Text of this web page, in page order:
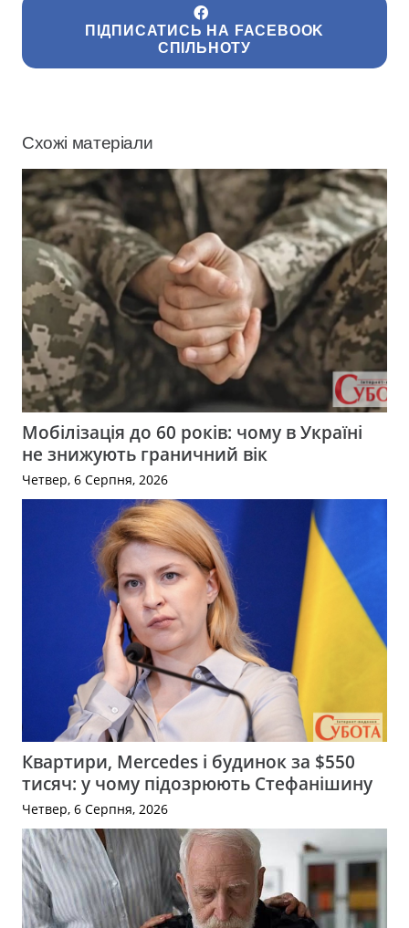
ПІДПИСАТИСЬ НА FACEBOOK
СПІЛЬНОТУ
Схожі матеріали
Мобілізація до 60 років: чому в Україні
не знижують граничний вік
Четвер, 6 Серпня, 2026
Квартири, Mercedes і будинок за $550
тисяч: у чому підозрюють Стефанішину
Четвер, 6 Серпня, 2026